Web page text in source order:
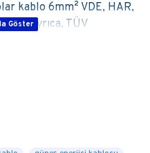
kablo 6mm² VDE, HAR,
ayrıca, TÜV
Sisteminizi
Satın alma